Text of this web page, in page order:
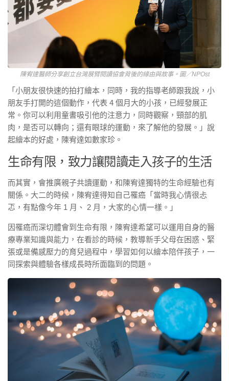
陳宥達醫師分享創立台灣展臂閱讀協會背後的緣由與故事。圖／NPOst
「小朋友很快速的拍打繪本，同時，我的指導老師跟我說，小
朋友手打開的這個動作，代表 4 個月大的小孩，已經發展正
常。你可以利用童書吸引他的注意力，同時觀察，頸部的肌
肉，是否可以轉向；還有眼球的運動，來了解他的發展。」說
起繪本的好處，陳宥達如數家珍。
生命有限，致力讓閱讀走入孩子的生活
而其實，會推廣親子共讀運動，和陳宥達獨特的生命經驗也有
關係。大二的時候，陳宥達得知自己罹癌「當時我心情很忐
忑，有點像今年 1 月、 2 月，大家的心情一樣。」
因罹癌而深切體會到生命有限，陳宥達希望可以運用自身的醫
療專業知識與能力，在看診的時候，教導新手父母在困惑、緊
張或是備感壓力的育兒過程中，學習如何以繪本陪伴孩子，一
同探索與體驗各樣成長時所面臨到的問題。